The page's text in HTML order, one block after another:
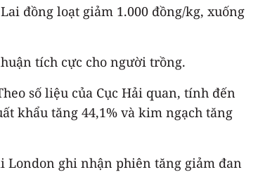
đồng loạt giảm 1.000 đồng/kg, xuống
tích cực cho người trồng.
số liệu của Cục Hải quan, tính đến
khẩu tăng 44,1% và kim ngạch tăng
London ghi nhận phiên tăng giảm đan